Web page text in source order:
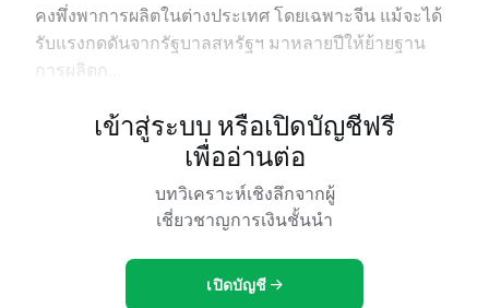
คงพึ่งพาการผลิตในต่างประเทศ โดยเฉพาะจีน แม้จะได้
รับแรงกดดันจากรัฐบาลสหรัฐฯ มาหลายปีให้ย้ายฐาน
การผลิตก...
เข้าสู่ระบบ หรือเปิดบัญชีฟรี
เพื่ออ่านต่อ
บทวิเคราะห์เชิงลึกจากผู้
เชี่ยวชาญการเงินชั้นนำ
เปิดบัญชี